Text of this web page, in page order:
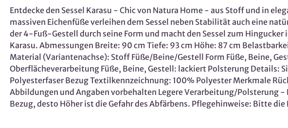
Entdecke den Sessel Karasu - Chic von Natura Home - aus Stoff und in
massiven Eichenfüße verleihen dem Sessel neben Stabilität auch eine
der 4-Fuß-Gestell durch seine Form und macht den Sessel zum
Karasu. Abmessungen Breite: 90 cm Tiefe: 93 cm Höhe: 87 cm
Material (Variantenachse): Stoff Füße/Beine/Gestell Form Füße, Beine,
Oberflächeverarbeitung Füße, Beine, Gestell: lackiert Polsterung
Polyesterfaser Bezug Textilkennzeichnung: 100% Polyester Merkmale
Abbildungen und Angaben vorbehalten Legere Verarbeitung/Polsterung
Bezug, desto Höher ist die Gefahr des Abfärbens. Pflegehinweise: Bitte